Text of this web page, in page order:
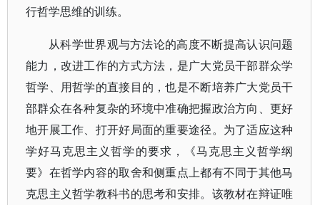
行哲学思维的训练。
从科学世界观与方法论的高度不断提高认识问题
能力，改进工作的方式方法，是广大党员干部群众学
哲学、用哲学的直接目的，也是不断培养广大党员干
部群众在各种复杂的环境中准确把握政治方向、更好
地开展工作、打开好局面的重要途径。为了适应这种
学好马克思主义哲学的要求，《马克思主义哲学纲
要》在哲学内容的取舍和侧重点上都有不同于其他马
克思主义哲学教科书的思考和安排。该教材在辩证唯